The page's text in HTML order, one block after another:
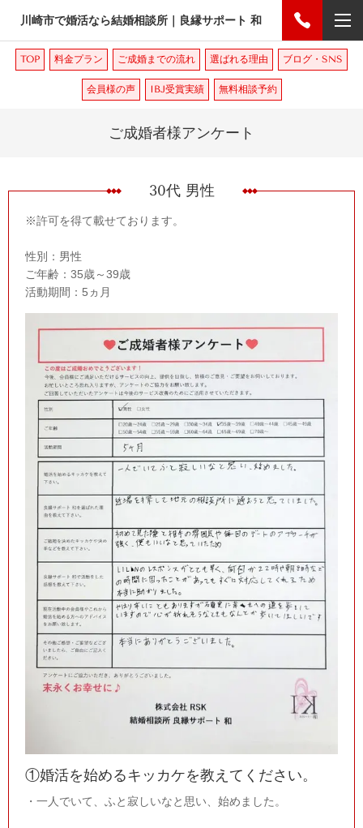
川崎市で婚活なら結婚相談所｜良縁サポート 和
TOP 料金プラン ご成婚までの流れ 選ばれる理由 ブログ・SNS
会員様の声 IBJ受賞実績 無料相談予約
ご成婚者様アンケート
30代 男性
※許可を得て載せております。
性別：男性
ご年齢：35歳～39歳
活動期間：5ヵ月
①婚活を始めるキッカケを教えてください。
・一人でいて、ふと寂しいなと思い、始めました。